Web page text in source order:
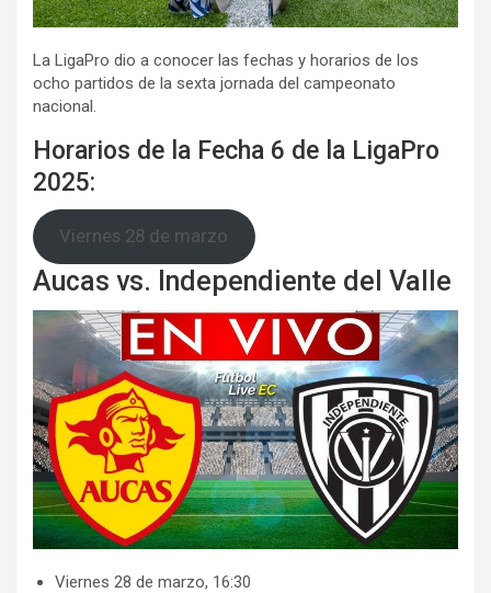
La LigaPro dio a conocer las fechas y horarios de los
ocho partidos de la sexta jornada del campeonato
nacional.
Horarios de la Fecha 6 de la LigaPro
2025:
Viernes 28 de marzo
Aucas vs. Independiente del Valle
​Viernes 28 de marzo, 16:30